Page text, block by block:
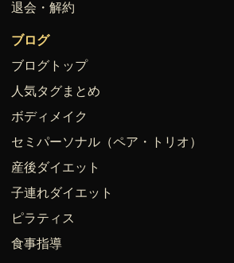
退会・解約
ブログ
ブログトップ
人気タグまとめ
ボディメイク
セミパーソナル（ペア・トリオ）
産後ダイエット
子連れダイエット
ピラティス
食事指導